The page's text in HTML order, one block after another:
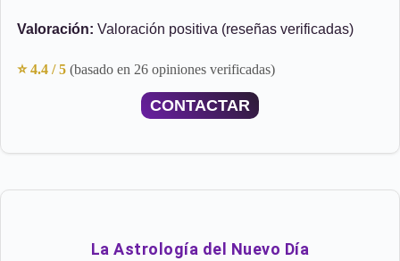
Valoración: Valoración positiva (reseñas verificadas)
⭐ 4.4 / 5 (basado en 26 opiniones verificadas)
CONTACTAR
La Astrología del Nuevo Día